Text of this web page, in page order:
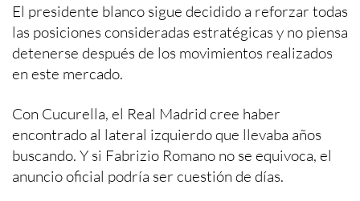
El presidente blanco sigue decidido a reforzar todas
las posiciones consideradas estratégicas y no piensa
detenerse después de los movimientos realizados
en este mercado.
Con Cucurella, el Real Madrid cree haber
encontrado al lateral izquierdo que llevaba años
buscando. Y si Fabrizio Romano no se equivoca, el
anuncio oficial podría ser cuestión de días.